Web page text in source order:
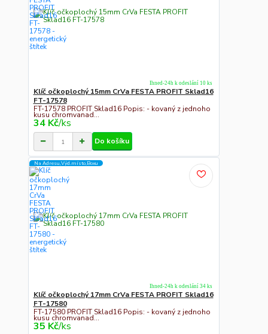
Klíč očkoplochý 15mm CrVa FESTA PROFIT Sklad16
FT-17578
FT-17578 PROFIT Sklad16 Popis: - kovaný z jednoho
kusu chromvanad...
34 Kč/ks
Ihned-24h k odeslání 10 ks
Do košíku
Na Adresu,Výd.místo,Boxu
Klíč očkoplochý 17mm CrVa FESTA PROFIT Sklad16
FT-17580
FT-17580 PROFIT Sklad16 Popis: - kovaný z jednoho
kusu chromvanad...
35 Kč/ks
Ihned-24h k odeslání 34 ks